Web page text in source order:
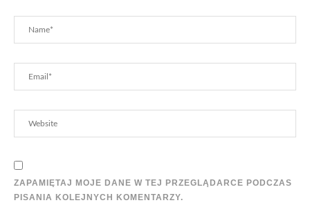
ZAPAMIĘTAJ MOJE DANE W TEJ PRZEGLĄDARCE PODCZAS
PISANIA KOLEJNYCH KOMENTARZY.